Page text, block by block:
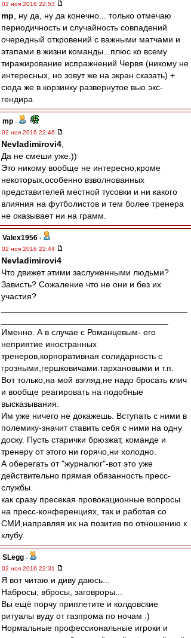
02 ноя 2016 22:53
mp , ну да, ну да конечно... только отмечаю
периодичность и случайность совпадений
очередный откровений с важными матчами и
этапами в жизни команды...плюс ко всему
тиражирование испражнений Червя (никому не
интересных, но зовут же на экран сказать) +
сюда же в корзинку развернутое вью экс-
гендира
mp -
02 ноя 2016 22:46
Nevladimirovi4
Да не смеши уже.))
Это никому вообще не интересно,кроме
некоторых,особенно взволнованных
представителей местной тусовки и ни какого
влияния на футболистов и тем более тренера
не оказывает ни на грамм.
Valex1956 -
02 ноя 2016 22:44
Nevladimirovi4
Что движет этими заслуженными людьми?
Зависть? Сожаление что не они и без их
участия?
Именно. А в случае с Романцевым- его
неприятие иностранных
тренеров,корпоративная солидарность с
грозными,гершковичами.тархановыми и т.п.
Вот только,на мой взгляд,не надо бросать клич
и вообще реагировать на подобные
высказывания.
Им уже ничего не докажешь. Вступать с ними в
полемику-значит ставить себя с ними на одну
доску. Пусть старички брюзжат, команде и
тренеру от этого ни горячо,ни холодно.
А оберегать от "журналюг"-вот это уже
действительно прямая обязанность пресс-
службы.
как сразу пресекая провокационные вопросы
на пресс-конференциях, так и работая со
СМИ,направляя их на позитив по отношению к
клубу.
SLegg -
02 ноя 2016 22:31
Я вот читаю и диву даюсь...
Набросы, вбросы, заговроры...
Вы ещё порчу приплетите и колдовские
ритуалы вуду от газпрома по ночам :)
Нормальные профессиональные игроки и